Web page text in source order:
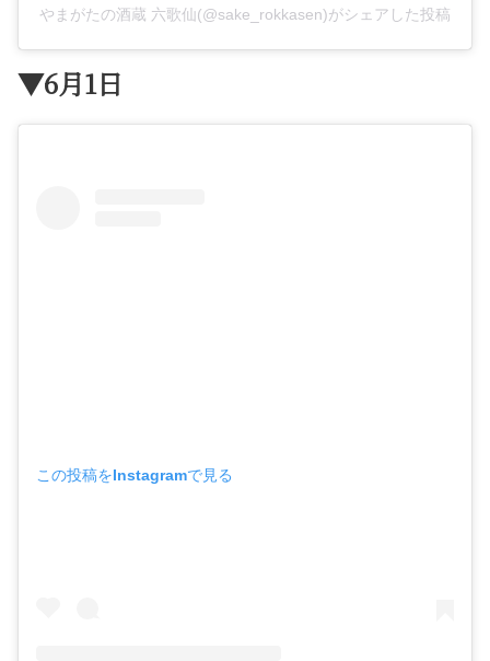
やまがたの酒蔵 六歌仙(@sake_rokkasen)がシェアした投稿
▼6月1日
この投稿をInstagramで見る